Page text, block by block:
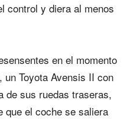
control y diera al menos
en el momento
Toyota Avensis II con
de sus ruedas traseras,
que el coche se saliera